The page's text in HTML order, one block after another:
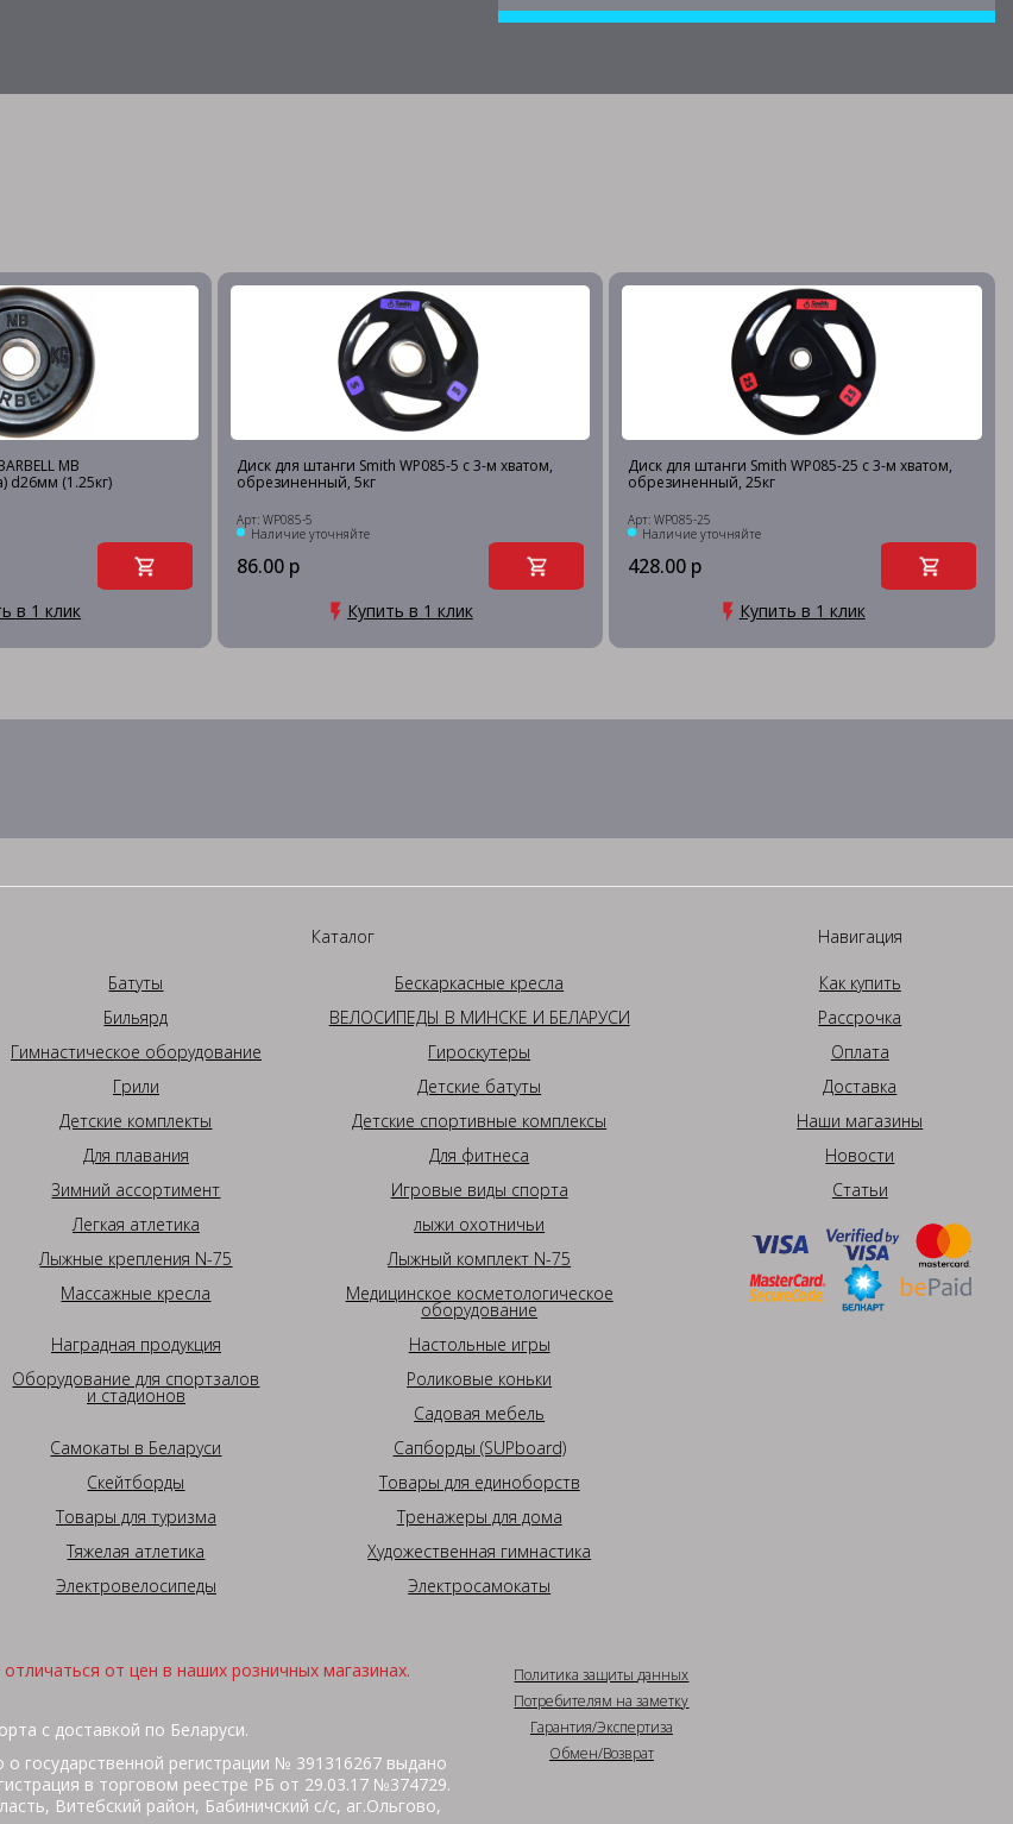
MB
d26мм (1.25кг)
в 1 клик
Диск для штанги Smith WP085-5 c 3-м хватом,
обрезиненный, 5кг
Арт: WP085-5
Наличие уточняйте
86.00 р
Купить в 1 клик
Диск для штанги Smith WP085-25 c 3-м хватом,
обрезиненный, 25кг
Арт: WP085-25
Наличие уточняйте
428.00 р
Купить в 1 клик
Каталог
Батуты
Бескаркасные кресла
Бильярд
ВЕЛОСИПЕДЫ В МИНСКЕ И БЕЛАРУСИ
Гимнастическое оборудование
Гироскутеры
Грили
Детские батуты
Детские комплекты
Детские спортивные комплексы
Для плавания
Для фитнеса
Зимний ассортимент
Игровые виды спорта
Легкая атлетика
лыжи охотничьи
Лыжные крепления N-75
Лыжный комплект N-75
Массажные кресла
Медицинское косметологическое
оборудование
Наградная продукция
Настольные игры
Оборудование для спортзалов
и стадионов
Роликовые коньки
Садовая мебель
Самокаты в Беларуси
Сапборды (SUPboard)
Скейтборды
Товары для единоборств
Товары для туризма
Тренажеры для дома
Тяжелая атлетика
Художественная гимнастика
Электровелосипеды
Электросамокаты
Навигация
Как купить
Рассрочка
Оплата
Доставка
Наши магазины
Новости
Статьи
от цен в наших розничных магазинах.
с доставкой по Беларуси.
государственной регистрации № 391316267 выдано
в торговом реестре РБ от 29.03.17 №374729.
Витебский район, Бабиничский с/с, аг.Ольгово,
Политика защиты данных
Потребителям на заметку
Гарантия/Экспертиза
Обмен/Возврат